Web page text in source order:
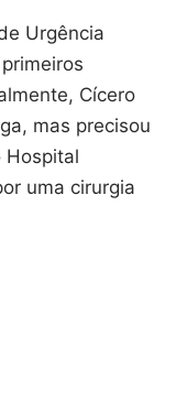
Urgência
Cícero
mas precisou
Hospital
uma cirurgia